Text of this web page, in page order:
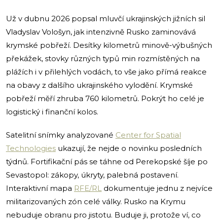
Už v dubnu 2026 popsal mluvčí ukrajinských jižních sil
Vladyslav Vološyn, jak intenzivně Rusko zaminovává
krymské pobřeží. Desítky kilometrů minově-výbušných
překážek, stovky různých typů min rozmístěných na
plážích i v přilehlých vodách, to vše jako přímá reakce
na obavy z dalšího ukrajinského vylodění. Krymské
pobřeží měří zhruba 760 kilometrů. Pokrýt ho celé je
logistický i finanční kolos.
Satelitní snímky analyzované Center for Spatial
Technologies ukazují, že nejde o novinku posledních
týdnů. Fortifikační pás se táhne od Perekopské šíje po
Sevastopol: zákopy, úkryty, palebná postavení.
Interaktivní mapa RFE/RL dokumentuje jednu z nejvíce
militarizovaných zón celé války. Rusko na Krymu
nebuduje obranu pro jistotu. Buduje ji, protože ví, co